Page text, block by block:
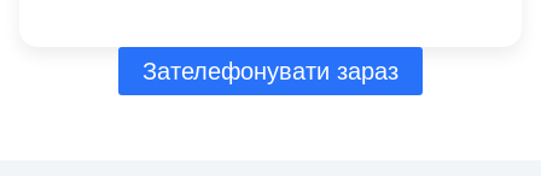
Зателефонувати зараз